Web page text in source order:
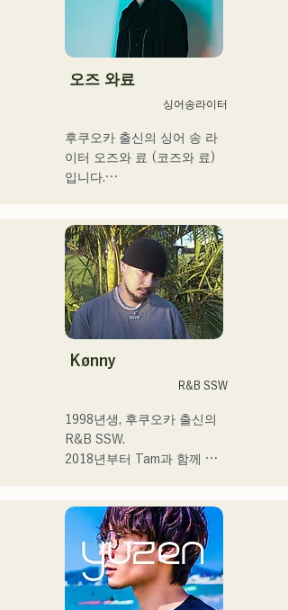
특한 AREINT 사운드를 만들
어 내고있다.
「KBC 라디오 호크스 중계
2024」의 오프닝곡에
오즈 와료
싱어송라이터
후쿠오카 출신의 싱어 송 라
이터 오즈와 료 (코즈와 료)
입니다.
상 라이브, TikTok 전달, 이
벤트 등에 출연하면서 활동
하고 있습니다!
어린 시절부터 음악을 좋아
합니다.
고등학교에 들어간 후 사람
었습니다.
한사람 한사람에게 다가가는
음악을 만들어 가고 싶습니
・campuscollection2022 그
랑프리
・오리지널 곡 「푸딩」이
2024년 KBC 라디오 오프닝
곡으로 채용된다
Kønny
R&B SSW
1998년생, 후쿠오카 출신의
R&B SSW.
2018년부터 Tam과 함께
중심으로 음악 활동을 개시.
2022년부터 Kønny로서 솔
로 명의에서도 활동을 개시.
어린 시절부터 영향을 받은
90's와 00's의 R&B 뮤직을